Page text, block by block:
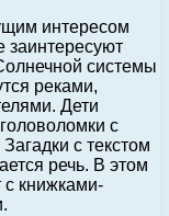
интересом
системы
реками,
Дети
с
с текстом
речь. В этом
с книжками-